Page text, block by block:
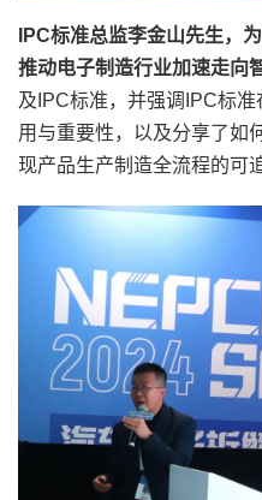
IPC标准总监李金山先生，
推动电子制造行业加速走向
及IPC标准，并强调IPC标
用与重要性，以及分享了如
现产品生产制造全流程的可